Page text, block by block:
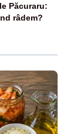
Păcuraru:
râdem?